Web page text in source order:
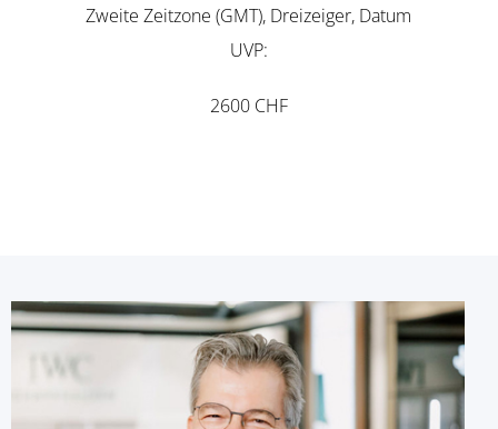
Zweite Zeitzone (GMT), Dreizeiger, Datum
UVP
2600 CHF